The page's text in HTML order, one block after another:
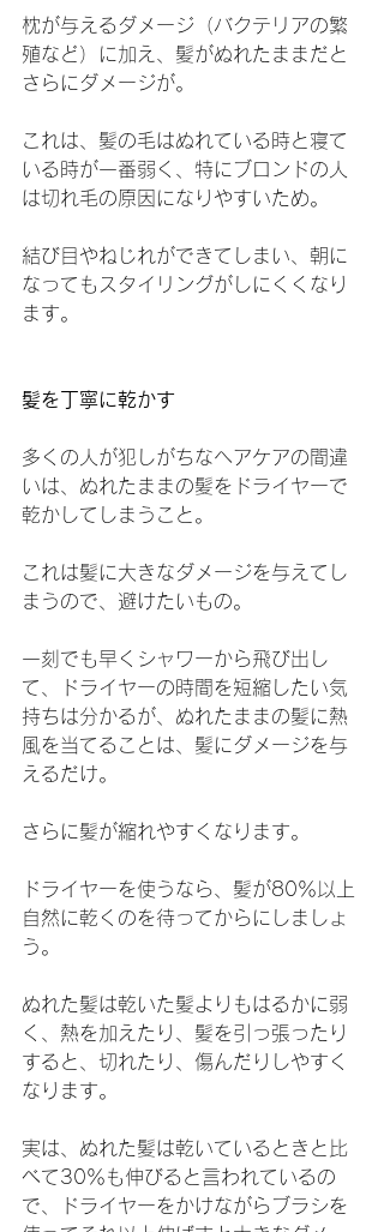
枕が与えるダメージ（バクテリアの繁
殖など）に加え、髪がぬれたままだと
さらにダメージが。
これは、髪の毛はぬれている時と寝て
いる時が一番弱く、特にブロンドの人
は切れ毛の原因になりやすいため。
結び目やねじれができてしまい、朝に
なってもスタイリングがしにくくなり
ます。
髪を丁寧に乾かす
多くの人が犯しがちなヘアケアの間違
いは、ぬれたままの髪をドライヤーで
乾かしてしまうこと。
これは髪に大きなダメージを与えてし
まうので、避けたいもの。
一刻でも早くシャワーから飛び出し
て、ドライヤーの時間を短縮したい気
持ちは分かるが、ぬれたままの髪に熱
風を当てることは、髪にダメージを与
えるだけ。
さらに髪が縮れやすくなります。
ドライヤーを使うなら、髪が80％以上
自然に乾くのを待ってからにしましょ
う。
ぬれた髪は乾いた髪よりもはるかに弱
く、熱を加えたり、髪を引っ張ったり
すると、切れたり、傷んだりしやすく
なります。
実は、ぬれた髪は乾いているときと比
べて30％も伸びると言われているの
で、ドライヤーをかけながらブラシを